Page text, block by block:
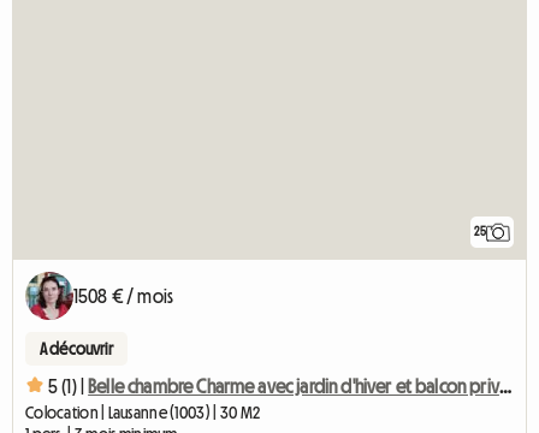
25
1508 € / mois
A découvrir
5 (1) | Belle chambre Charme avec jardin d'hiver et balcon privés
Colocation | Lausanne (1003) | 30 M2